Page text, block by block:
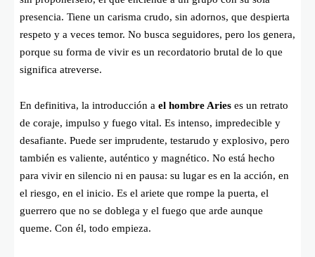
presencia. Tiene un carisma crudo, sin adornos, que despierta
respeto y a veces temor. No busca seguidores, pero los genera,
porque su forma de vivir es un recordatorio brutal de lo que
significa atreverse.
En definitiva, la introducción a el hombre Aries es un retrato
de coraje, impulso y fuego vital. Es intenso, impredecible y
desafiante. Puede ser imprudente, testarudo y explosivo, pero
también es valiente, auténtico y magnético. No está hecho
para vivir en silencio ni en pausa: su lugar es en la acción, en
el riesgo, en el inicio. Es el ariete que rompe la puerta, el
guerrero que no se doblega y el fuego que arde aunque
queme. Con él, todo empieza.